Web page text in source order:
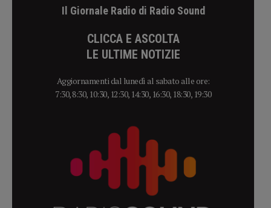
Il Giornale Radio di Radio Sound
CLICCA E ASCOLTA
LE ULTIME NOTIZIE
Aggiornamenti dal lunedì al sabato alle ore:
7:30, 8:30, 10:30, 12:30, 14:30, 16:30, 18:30, 19:30